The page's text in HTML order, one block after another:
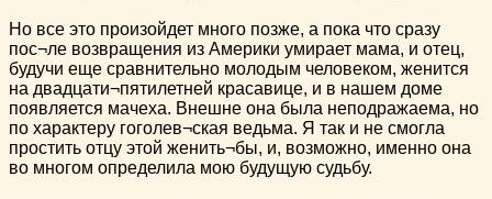
Но все это произойдет много позже, а пока что сразу
пос¬ле возвращения из Америки умирает мама, и отец,
будучи еще сравнительно молодым человеком, женится
на двадцати¬пятилетней красавице, и в нашем доме
появляется мачеха. Внешне она была неподражаема, но
по характеру гоголев¬ская ведьма. Я так и не смогла
простить отцу этой женить¬бы, и, возможно, именно она
во многом определила мою будущую судьбу.